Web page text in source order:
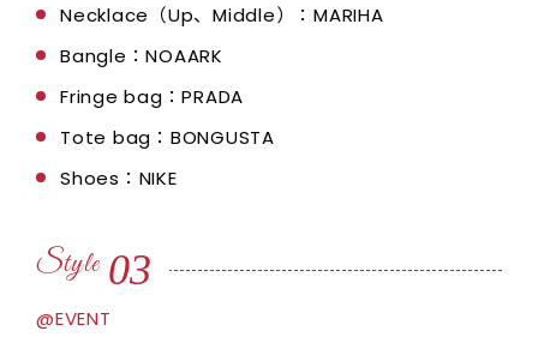
Necklace（Up、Middle）：MARIHA
Bangle：NOAARK
Fringe bag：PRADA
Tote bag：BONGUSTA
Shoes：NIKE
Style 03
@EVENT